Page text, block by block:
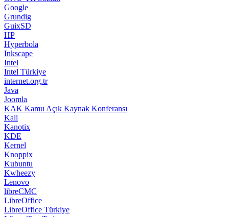
Google
Grundig
GuixSD
HP
Hyperbola
Inkscape
Intel
Intel Türkiye
internet.org.tr
Java
Joomla
KAK Kamu Açık Kaynak Konferansı
Kali
Kanotix
KDE
Kernel
Knoppix
Kubuntu
Kwheezy
Lenovo
libreCMC
LibreOffice
LibreOffice Türkiye